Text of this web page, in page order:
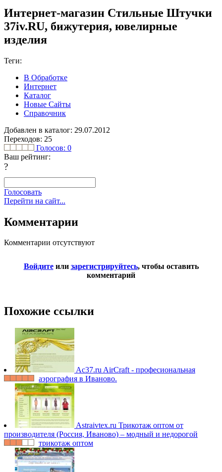
Интернет-магазин Стильные Штучки
37iv.RU, бижутерия, ювелирные
изделия
Теги:
В Обработке
Интернет
Каталог
Новые Сайты
Справочник
Добавлен в каталог: 29.07.2012
Переходов: 25
Голосов: 0
Ваш рейтинг:
?
Голосовать
Перейти на сайт...
Комментарии
Комментарии отсутствуют
Войдитеили зарегистрируйтесь, чтобы оставить
комментарий
Похожие ссылки
Ac37.ru AirCraft - професиональная
аэрография в Иваново.
Astraivtex.ru Трикотаж оптом от
производителя (Россия, Иваново) – модный и недорогой
трикотаж оптом